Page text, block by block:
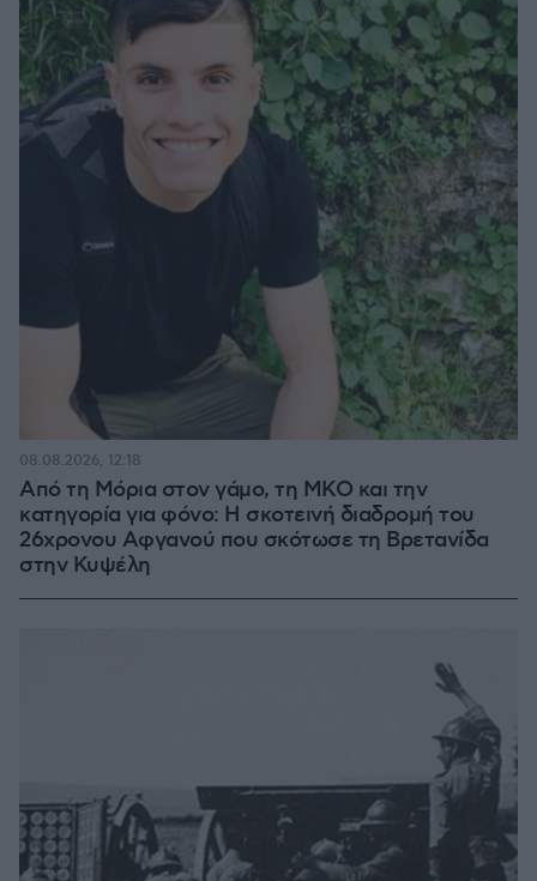
Από τη Μόρια στον γάμο, τη ΜΚΟ και την
κατηγορία για φόνο: Η σκοτεινή διαδρομή του
26χρονου Αφγανού που σκότωσε τη Βρετανίδα
στην Κυψέλη
08.08.2026, 12:18